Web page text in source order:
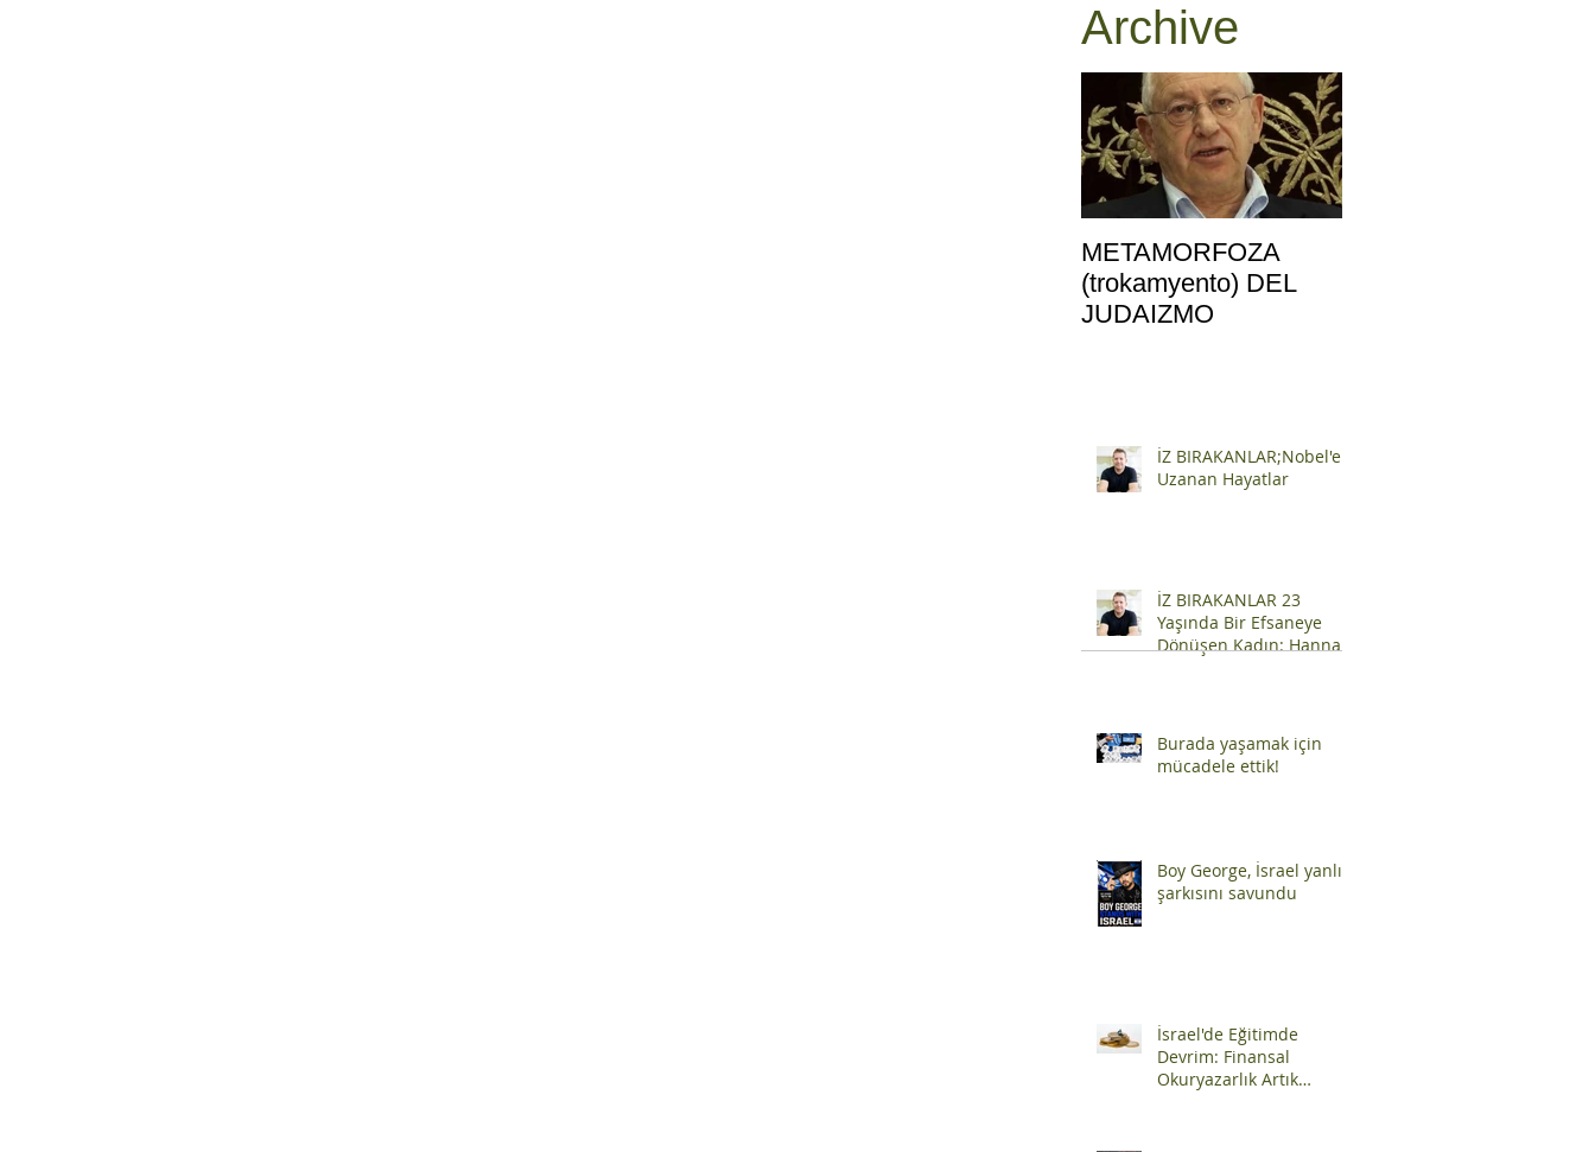
Archive
METAMORFOZA
(trokamyento) DEL
JUDAIZMO
İZ BIRAKANLAR;Nobel'e
Uzanan Hayatlar
İZ BIRAKANLAR 23
Yaşında Bir Efsaneye
Dönüşen Kadın: Hannah
Burada yaşamak için
mücadele ettik!
Boy George, İsrael yanlısı
şarkısını savundu
İsrael'de Eğitimde
Devrim: Finansal
Okuryazarlık Artık